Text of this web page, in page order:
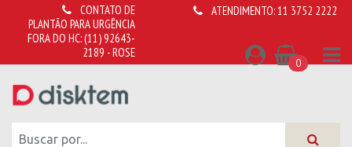
CONTATO DE
PLANTÃO PARA URGÊNCIA
FORA DO HC:(11) 92643-
2189 - ROSE
ATENDIMENTO:11 3752 2222
0